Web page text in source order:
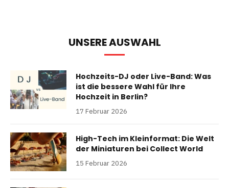
UNSERE AUSWAHL
Hochzeits-DJ oder Live-Band: Was
ist die bessere Wahl für Ihre
Hochzeit in Berlin?
17 Februar 2026
High-Tech im Kleinformat: Die Welt
der Miniaturen bei Collect World
15 Februar 2026